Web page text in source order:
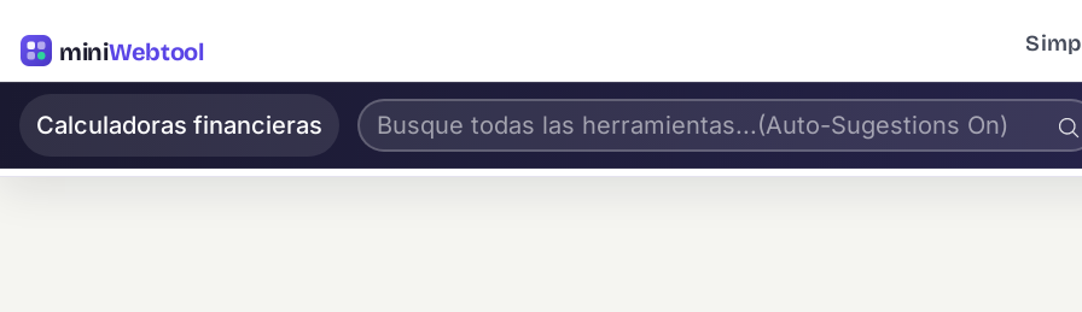
miniWebtool
Calculadoras financieras